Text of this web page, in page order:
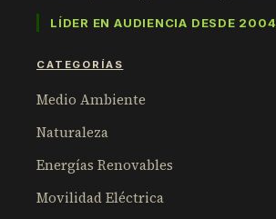
LÍDER EN AUDIENCIA DESDE 2004
CATEGORÍAS
Medio Ambiente
Naturaleza
Energías Renovables
Movilidad Eléctrica